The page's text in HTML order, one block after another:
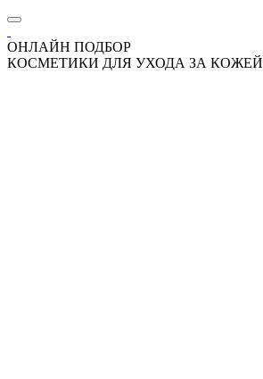
ОНЛАЙН ПОДБОР
КОСМЕТИКИ ДЛЯ УХОДА ЗА КОЖЕЙ